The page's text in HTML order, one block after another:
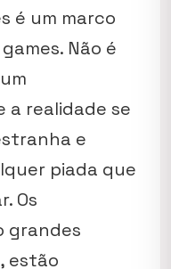
é um marco
Não é
a realidade se
e
piada que
Os
grandes
estão